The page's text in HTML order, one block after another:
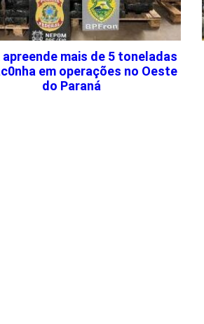
apreende mais de 5 toneladas
em operações no Oeste
do Paraná